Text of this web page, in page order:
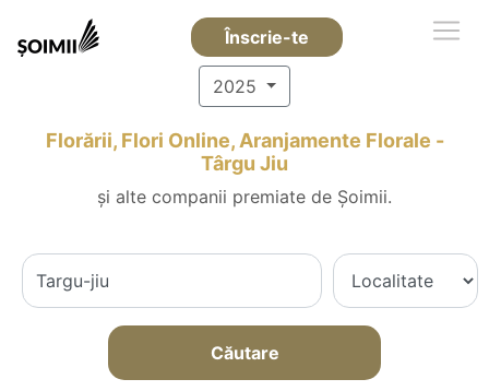
Înscrie-te
2025
Florării, Flori Online, Aranjamente Florale -
Târgu Jiu
și alte companii premiate de Șoimii.
Căutare